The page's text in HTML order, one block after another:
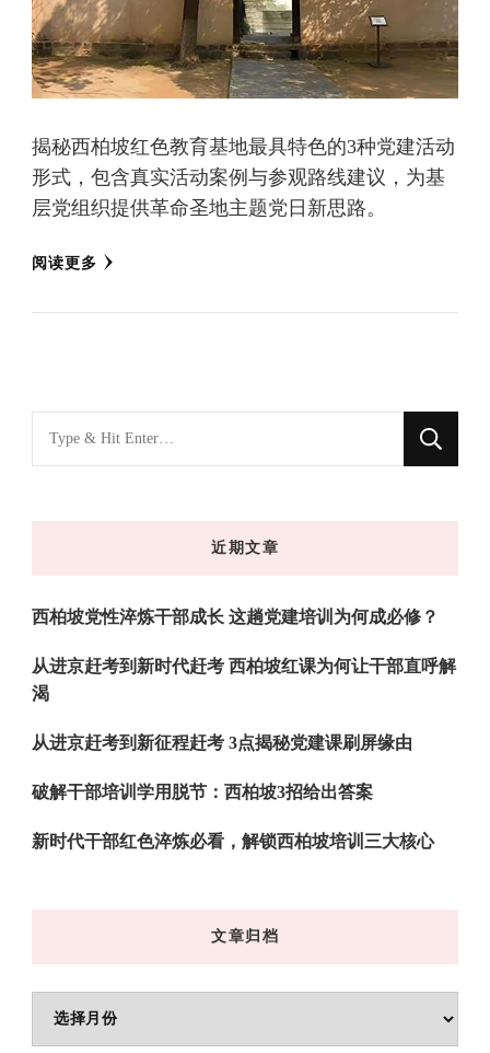
揭秘西柏坡红色教育基地最具特色的3种党建活动
形式，包含真实活动案例与参观路线建议，为基
层党组织提供革命圣地主题党日新思路。
阅读更多
什
近期文章
西柏坡党性淬炼干部成长 这趟党建培训为何成必修？
从进京赶考到新时代赶考 西柏坡红课为何让干部直呼解
渴
从进京赶考到新征程赶考 3点揭秘党建课刷屏缘由
破解干部培训学用脱节：西柏坡3招给出答案
新时代干部红色淬炼必看，解锁西柏坡培训三大核心
文章归档